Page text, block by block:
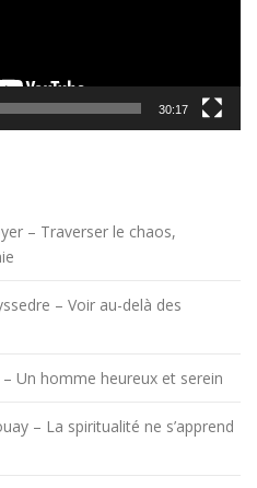
30:17
– Traverser le chaos,
– Voir au-delà des
Un homme heureux et serein
– La spiritualité ne s’apprend